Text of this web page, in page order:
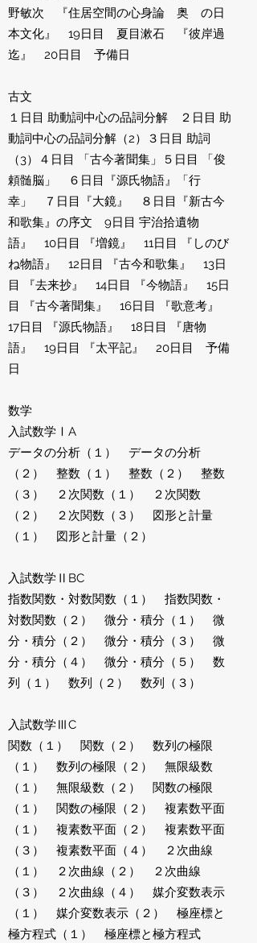
野敏次 『住居空間の心身論 奥 の日
本文化』 19日目 夏目漱石 『彼岸過
迄』 20日目 予備日
古文
１日目 助動詞中心の品詞分解 ２日目 助
動詞中心の品詞分解（2）３日目 助詞
（3）４日目 「古今著聞集」５日目 「俊
頼髄脳」 ６日目『源氏物語』「行
幸」 ７日目『大鏡』 ８日目『新古今
和歌集』の序文 9日目 宇治拾遺物
語』 10日目 『増鏡』 11日目 『しのび
ね物語』 12日目 『古今和歌集』 13日
目 『去来抄』 14日目 『今物語』 15日
目 『古今著聞集』 16日目 『歌意考』
17日目 『源氏物語』 18日目 『唐物
語』 19日目 『太平記』 20日目 予備
日
数学
入試数学ⅠA
データの分析（１） データの分析
（２） 整数（１） 整数（２） 整数
（３） ２次関数（１） ２次関数
（２） ２次関数（３） 図形と計量
（１） 図形と計量（２）
入試数学ⅡBC
指数関数・対数関数（１） 指数関数・
対数関数（２） 微分・積分（１） 微
分・積分（２） 微分・積分（３） 微
分・積分（４） 微分・積分（５） 数
列（１） 数列（２） 数列（３）
入試数学ⅢC
関数（１） 関数（２） 数列の極限
（１） 数列の極限（２） 無限級数
（１） 無限級数（２） 関数の極限
（１） 関数の極限（２） 複素数平面
（１） 複素数平面（２） 複素数平面
（３） 複素数平面（４） ２次曲線
（１） ２次曲線（２） ２次曲線
（３） ２次曲線（４） 媒介変数表示
（１） 媒介変数表示（２） 極座標と
極方程式（１） 極座標と極方程式